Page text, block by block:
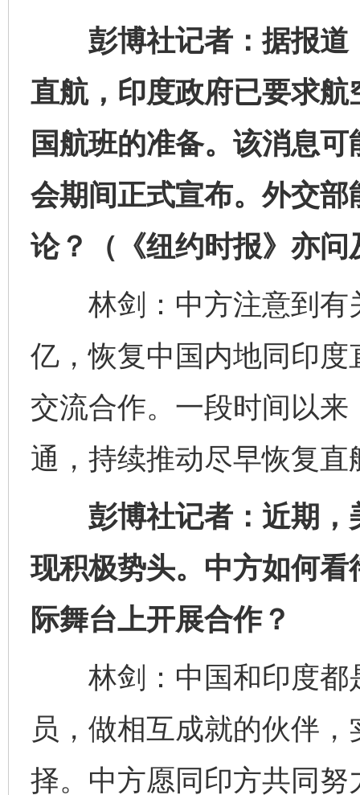
彭博社记者：据报道
直航，印度政府已要求
国航班的准备。该消息
会期间正式宣布。外交
论？（《纽约时报》亦问
林剑：中方注意到有
亿，恢复中国内地同印
交流合作。一段时间以
通，持续推动尽早恢复直
彭博社记者：近期，
现积极势头。中方如何
际舞台上开展合作？
林剑：中国和印度都
员，做相互成就的伙伴，
择。中方愿同印方共同
完善运行机制助力责任有效落实 一纸欠